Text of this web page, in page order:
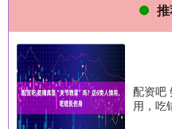
配资吧
用，吃